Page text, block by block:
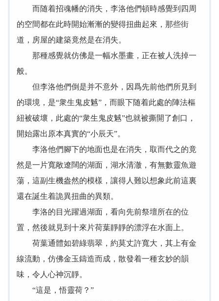
而随着招魂幡的消失，李洛他們頓時感覺到四周
的空間都在此時開始漸漸的變得扭曲起來，那些街
道，房屋的建築竟然是在消失。
那種感覺就仿佛是一幅水墨畫，正在被人洗掉一
般。
但李洛他們倒是并不意外，因爲先前他們所見到
的環境，是“衆生鬼皮魊”，而眼下随着此處的陣法樞
紐被破壞，此處的“衆生鬼皮魊”也就被撕開了創口，
開始露出原本真實的“小辰天”。
李洛他們腳下的地面也是在消失，取而代之的竟
然是一片寬敞遼闊的湖面，湖水清澈，有無數靈魚遊
蕩，這副生機盎然的模樣，讓得人難以想象此前這裏
還在誕生着詭異扭曲的異類。
李洛的目光躍過湖面，看向先前祭壇所在的位
置，然後就見到十來片荷葉靜靜的漂浮在水面上。
荷葉通體如碧綠翡翠，約莫丈許寬大，其上有金
線流動，仿佛金玉鑄造而成，散發着一種玄妙的韻
味，令人心神沉靜。
“這是，悟靈荷？”